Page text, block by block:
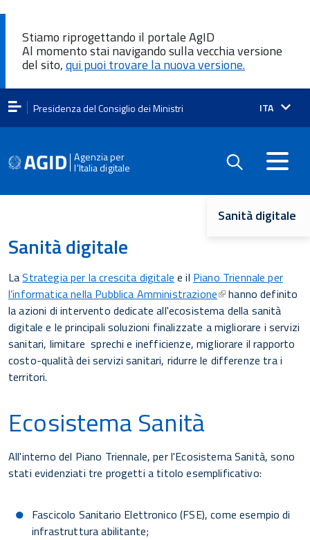
Stiamo riprogettando il portale AgID
Al momento stai navigando sulla vecchia versione
del sito,qui puoi trovare la nuova versione.
Presidenza del Consiglio dei Ministri Lingua
ITA
Agenzia per
l'Italia digitale
Navigazione
Sanità digitale
Sanità digitale
LaStrategia per la crescita digitale e il Piano Triennale per
l’informatica nella Pubblica Amministrazione
hanno definito
la azioni di intervento dedicate all'ecosistema della sanità
digitale e le principali soluzioni finalizzate a migliorare i servizi
sanitari, limitare sprechi e inefficienze, migliorare il rapporto
costo-qualità dei servizi sanitari, ridurre le differenze tra i
territori.
Ecosistema Sanità
All'interno del Piano Triennale, per l'Ecosistema Sanità, sono
stati evidenziati tre progetti a titolo esemplificativo:
Fascicolo Sanitario Elettronico (FSE), come esempio di
infrastruttura abilitante;